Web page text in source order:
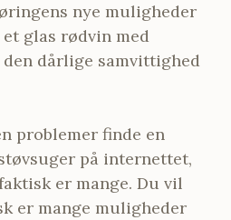
nye muligheder
glas rødvin med
dårlige samvittighed
problemer finde en
på internettet,
er mange. Du vil
er mange muligheder